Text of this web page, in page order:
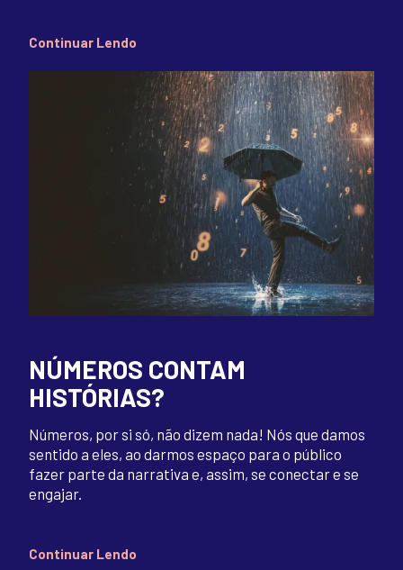
Continuar Lendo
NÚMEROS CONTAM
HISTÓRIAS?
Números, por si só, não dizem nada! Nós que damos
sentido a eles, ao darmos espaço para o público
fazer parte da narrativa e, assim, se conectar e se
engajar.
Continuar Lendo